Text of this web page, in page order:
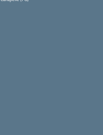
— Visita la pagina iniziale della scuola